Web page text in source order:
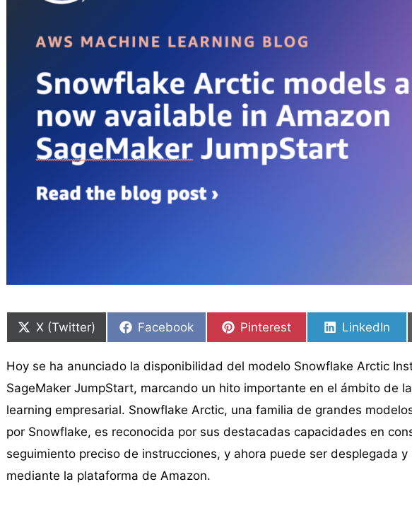
en
X (Twitter)
en
Facebook
en
Pinterest
en
LinkedIn
Hoy se ha anunciado la disponibilidad del modelo Snowflake Arctic
SageMaker JumpStart, marcando un hito importante en el ámbito de
learning empresarial. Snowflake Arctic, una familia de grandes
por Snowflake, es reconocida por sus destacadas capacidades en
seguimiento preciso de instrucciones, y ahora puede ser desplegada
mediante la plataforma de Amazon.
en
en
en
en